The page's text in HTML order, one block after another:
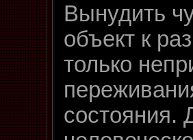
Вынудить
объект к
только
состояния.